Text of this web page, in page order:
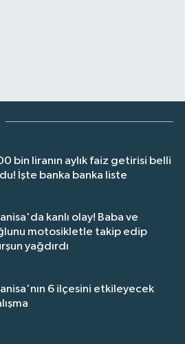
bin liranın aylık faiz getirisi belli
İşte banka banka liste
kanlı olay! Baba ve
motosikletle takip edip
yağdırdı
6 ilçesini etkileyecek